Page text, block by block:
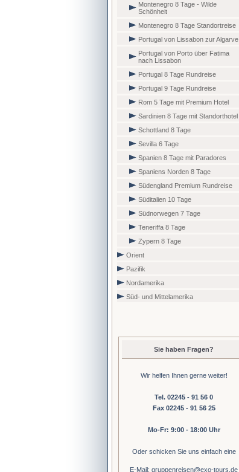
Montenegro 8 Tage - Wilde
Schönheit
Montenegro 8 Tage Standortreise
Portugal von Lissabon zur Algarve
Portugal von Porto über Fatima
nach Lissabon
Portugal 8 Tage Rundreise
Portugal 9 Tage Rundreise
Rom 5 Tage mit Premium Hotel
Sardinien 8 Tage mit Standorthotel
Schottland 8 Tage
Sevilla 6 Tage
Spanien 8 Tage mit Paradores
Spaniens Norden 8 Tage
Südengland Premium Rundreise
Süditalien 10 Tage
Südnorwegen 7 Tage
Teneriffa 8 Tage
Zypern 8 Tage
Orient
Pazifik
Nordamerika
Süd- und Mittelamerika
Sie haben Fragen?
Wir helfen Ihnen gerne weiter!
Tel. 02245 - 91 56 0
Fax 02245 - 91 56 25
Mo-Fr: 9:00 - 18:00 Uhr
Oder schicken Sie uns einfach eine
E-Mail: gruppenreisen@exo-tours.de